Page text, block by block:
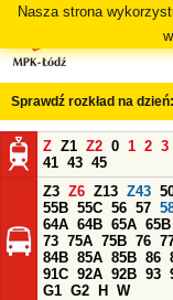
Nasza strona
Sprawdź rozkład na dzień:
Z Z1 Z2 0 1 2 3
41 43 45
Z3 Z6 Z13 Z43
55B 55C 56 57
64A 64B 65A 65B
73 75A 75B 76
84B 85A 85B 86
91C 92A 92B 93
G1 G2 H
W